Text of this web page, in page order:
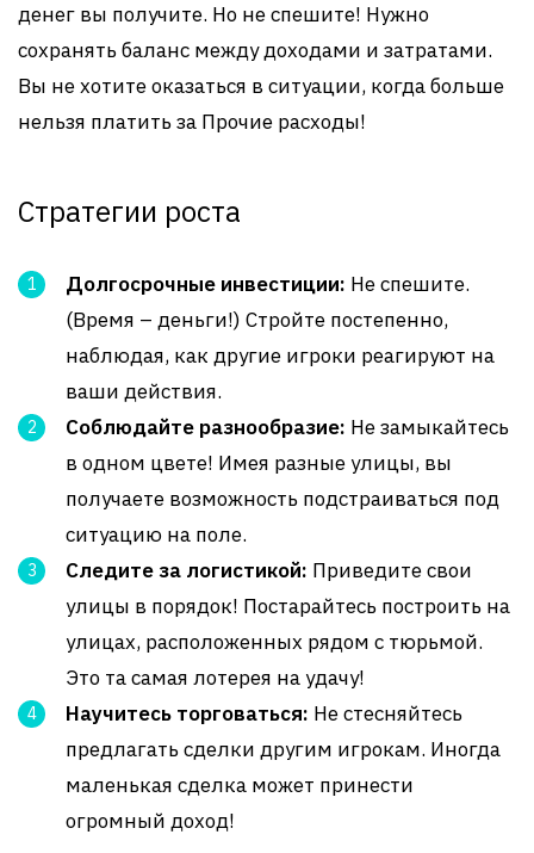
денег вы получите. Но не спешите! Нужно
сохранять баланс между доходами и затратами.
Вы не хотите оказаться в ситуации, когда больше
нельзя платить за Прочие расходы!
Стратегии роста
Долгосрочные инвестиции: Не спешите.
(Время – деньги!) Стройте постепенно,
наблюдая, как другие игроки реагируют на
ваши действия.
Соблюдайте разнообразие: Не замыкайтесь
в одном цвете! Имея разные улицы, вы
получаете возможность подстраиваться под
ситуацию на поле.
Следите за логистикой: Приведите свои
улицы в порядок! Постарайтесь построить на
улицах, расположенных рядом с тюрьмой.
Это та самая лотерея на удачу!
Научитесь торговаться: Не стесняйтесь
предлагать сделки другим игрокам. Иногда
маленькая сделка может принести
огромный доход!